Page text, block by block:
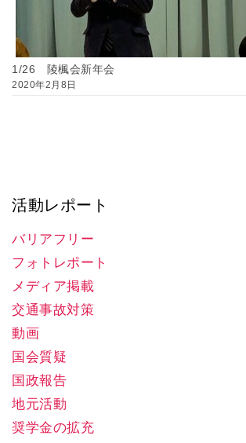
1/26 陵楓会新年会
2020年2月8日
活動レポート
バリアフリー
フォトレポート
メディア掲載
交通事故対策
動画
国会質疑
国政報告
地元活動
奨学金の拡充